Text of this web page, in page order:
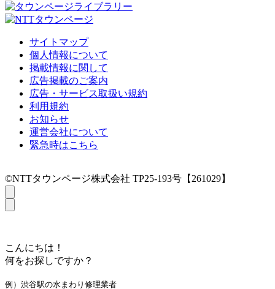
サイトマップ
個人情報について
掲載情報に関して
広告掲載のご案内
広告・サービス取扱い規約
利用規約
お知らせ
運営会社について
緊急時はこちら
©NTTタウンページ株式会社 TP25-193号【261029】
こんにちは！
何をお探しですか？
例）渋谷駅の水まわり修理業者